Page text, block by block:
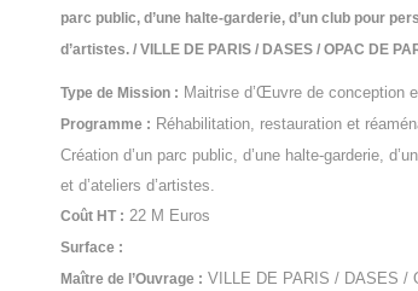
parc public, d’une halte-garderie, d’un club pour
d’artistes. / VILLE DE PARIS / DASES / OPAC DE
Type de Mission : Maitrise d’Œuvre de conception
Programme : Réhabilitation, restauration et
Création d’un parc public, d’une halte-garderie,
et d’ateliers d’artistes.
Coût HT : 22 M Euros
Surface :
Maître de l’Ouvrage : VILLE DE PARIS / DASES /